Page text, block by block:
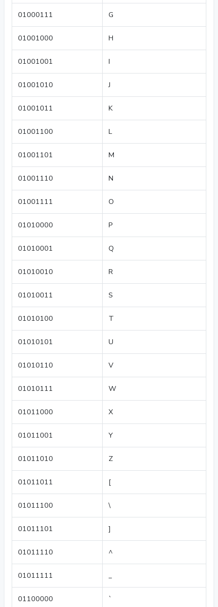
01000111 G
01001000 H
01001001 I
01001010 J
01001011 K
01001100 L
01001101 M
01001110 N
01001111 O
01010000 P
01010001 Q
01010010 R
01010011 S
01010100 T
01010101 U
01010110 V
01010111 W
01011000 X
01011001 Y
01011010 Z
01011011 [
01011100 \
01011101 ]
01011110 ^
01011111 _
01100000 `